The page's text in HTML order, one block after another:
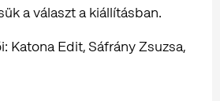
a választ a kiállításban.
Katona Edit, Sáfrány Zsuzsa,